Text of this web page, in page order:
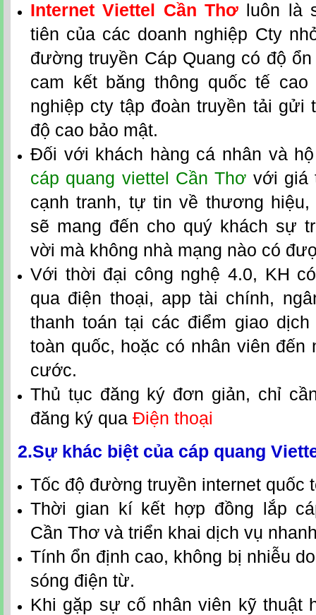
Internet Viettel Cần Thơ
luôn là
tiên của các doanh nghiệp Cty
đường truyền Cáp Quang có độ
cam kết băng thông quốc tế cao
nghiệp cty tập đoàn truyền tải gửi
độ cao bảo mật.
Đối với khách hàng cá nhân và
cáp quang viettel Cần Thơ với giá
cạnh tranh, tự tin về thương
sẽ mang đến cho quý khách sự
vời mà không nhà mạng nào có
Với thời đại công nghệ 4.0, KH
qua điện thoại, app tài chính,
thanh toán tại các điểm giao dịch
toàn quốc, hoặc có nhân viên đến
cước.
Thủ tục đăng ký đơn giản, chỉ
đăng ký qua Điện thoại
2.Sự khác biệt của cáp quang
Tốc độ đường truyền internet quốc
Thời gian kí kết hợp đồng lắp
Cần Thơ và triển khai dịch vụ
Tính ổn định cao, không bị nhiễu
sóng điện từ.
Khi gặp sự cố nhân viên kỹ thuật